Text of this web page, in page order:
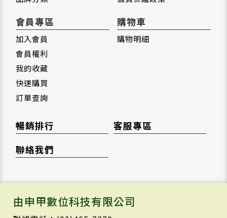
會員專區
加入會員
會員權利
我的收藏
快速購買
訂單查詢
購物車
購物明細
暢銷排行
客服專區
聯絡我們
由申甲數位科技有限公司